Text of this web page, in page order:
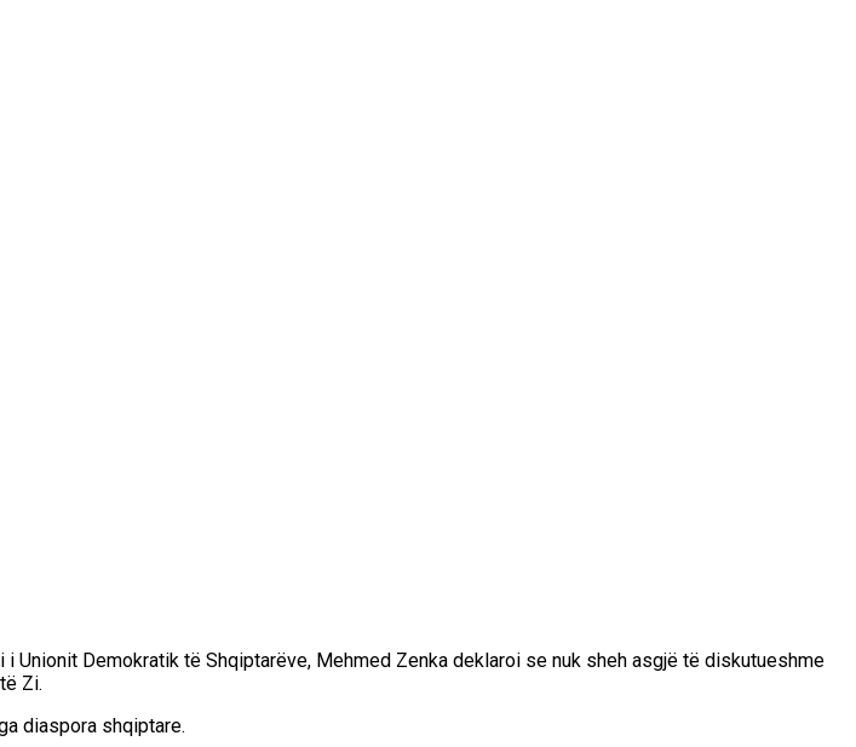
Demokratik të Shqiptarëve, Mehmed Zenka deklaroi se nuk sheh asgjë të diskutueshme
Zi.
diaspora shqiptare.